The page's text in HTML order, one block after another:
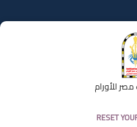
للأورام
RESET